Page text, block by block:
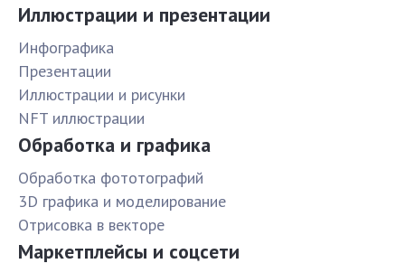
Иллюстрации и презентации
Инфографика
Презентации
Иллюстрации и рисунки
NFT иллюстрации
Обработка и графика
Обработка фототографий
3D графика и моделирование
Отрисовка в векторе
Маркетплейсы и соцсети